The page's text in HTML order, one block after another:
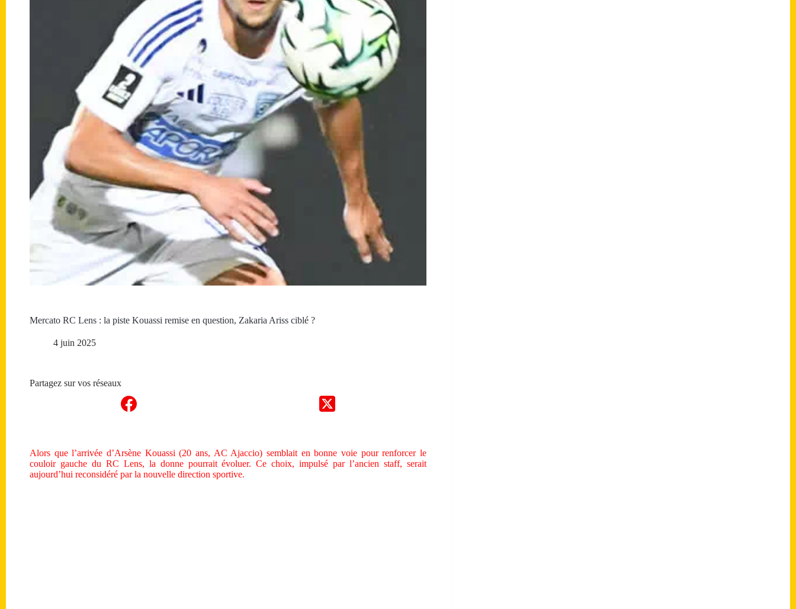
Mercato RC Lens : la piste Kouassi remise en question, Zakaria Ariss ciblé ?
4 juin 2025
Partagez sur vos réseaux
Alors que l’arrivée d’Arsène Kouassi (20 ans, AC Ajaccio) semblait en bonne voie pour renforcer le
couloir gauche du RC Lens, la donne pourrait évoluer. Ce choix, impulsé par l’ancien staff, serait
aujourd’hui reconsidéré par la nouvelle direction sportive.